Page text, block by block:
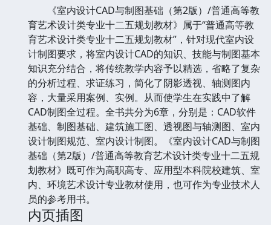
《室内设计CAD与制图基础（第2版）/普通高等教
育艺术设计类专业十二五规划教材》属于“普通高等教
育艺术设计类专业十二五规划教材”，针对现代室内设
计制图要求，将室内设计CAD的知识、技能与制图基本
知识充分结合，将传统教学内容予以精选，省略了复杂
的分析过程、求证练习，简化了阴影透视、轴测图内
容，大量采用案例、实例。从而使学生在实践中了解
CAD制图全过程。全书共分为6章，分别是：CAD软件
基础、制图基础、建筑施工图、透视图与轴测图、室内
设计制图规范、室内设计制图。《室内设计CAD与制图
基础（第2版）/普通高等教育艺术设计类专业十二五规
划教材》既可作为高职高专、应用型本科院校建筑、室
内、环境艺术设计专业教材使用，也可作为专业技术人
员的参考用书。
内页插图